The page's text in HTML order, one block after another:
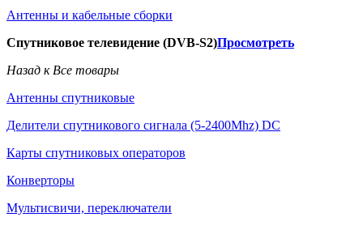
Антенны и кабельные сборки
Спутниковое телевидение (DVB-S2)Просмотреть
Назад к Все товары
Антенны спутниковые
Делители спутникового сигнала (5-2400Mhz) DC
Карты спутниковых операторов
Конверторы
Мультисвичи, переключатели